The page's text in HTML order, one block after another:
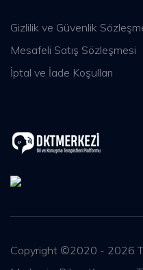
Gizlilik ve Güvenlik
Mesafeli Satış Sözleşmesi
İptal ve İade Koşulları
Copyright ©2020 - 2026